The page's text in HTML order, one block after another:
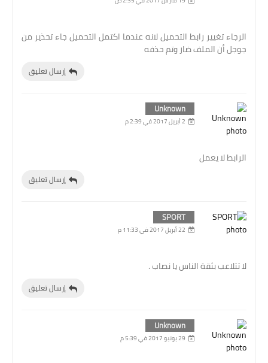
الرجاء تغيير رابط التحميل لانه عندما اكتمل التحميل جاء تحذير من
جوجل أن الملف ضار وتم حذفه
إرسال تعليق
Unknown
2 أبريل 2017 في 2:39 م
الرابط لا يعمل
إرسال تعليق
SPORT
22 أبريل 2017 في 11:33 م
لا تتلاعب بثقة الناس يا نصاب .
إرسال تعليق
Unknown
29 يونيو 2017 في 5:39 م